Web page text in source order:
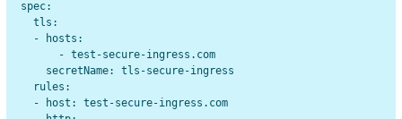
spec:
  tls:
  - hosts:
      - test-secure-ingress.com
    secretName: tls-secure-ingress
  rules:
  - host: test-secure-ingress.com